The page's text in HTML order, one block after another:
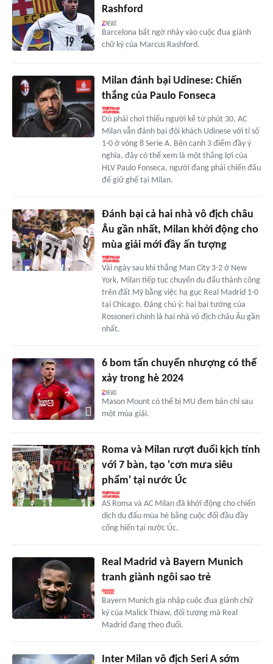
Rashford
Barcelona bất ngờ nhảy vào cuộc đua giành
chữ ký của Marcus Rashford.
Milan đánh bại Udinese: Chiến
thắng của Paulo Fonseca
Dù phải chơi thiếu người kể từ phút 30, AC
Milan vẫn đánh bại đội khách Udinese với tỉ số
1-0 ở vòng 8 Serie A. Bên cạnh 3 điểm đầy ý
nghĩa, đây có thể xem là một thắng lợi của
HLV Paulo Fonseca, người đang phải chiến đấu
để giữ ghế tại Milan.
Đánh bại cả hai nhà vô địch châu
Âu gần nhất, Milan khởi động cho
mùa giải mới đầy ấn tượng
Vài ngày sau khi thắng Man City 3-2 ở New
York, Milan tiếp tục chuyến du đấu thành công
trên đất Mỹ bằng việc hạ gục Real Madrid 1-0
tại Chicago. Đáng chú ý: hai bại tướng của
Rossoneri chính là hai nhà vô địch châu Âu gần
nhất.
6 bom tấn chuyển nhượng có thể
xảy trong hè 2024
Mason Mount có thể bị MU đem bán chỉ sau
một mùa giải.
Roma và Milan rượt đuổi kịch tính
với 7 bàn, tạo 'cơn mưa siêu
phẩm' tại nước Úc
AS Roma và AC Milan đã khởi động cho chiến
dịch du đấu mùa hè bằng cuộc đối đầu đầy
cống hiến tại nước Úc.
Real Madrid và Bayern Munich
tranh giành ngôi sao trẻ
Bayern Munich gia nhập cuộc đua giành chữ
ký của Malick Thiaw, đối tượng mà Real
Madrid đang theo đuổi.
Inter Milan vô địch Seri A sớm